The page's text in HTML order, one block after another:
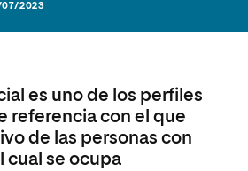
07/2023
es uno de los perfiles
referencia con el que
de las personas con
cual se ocupa